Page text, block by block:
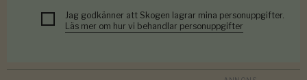
Jag godkänner att Skogen lagrar mina personuppgifter.
Läs mer om hur vi behandlar personuppgifter